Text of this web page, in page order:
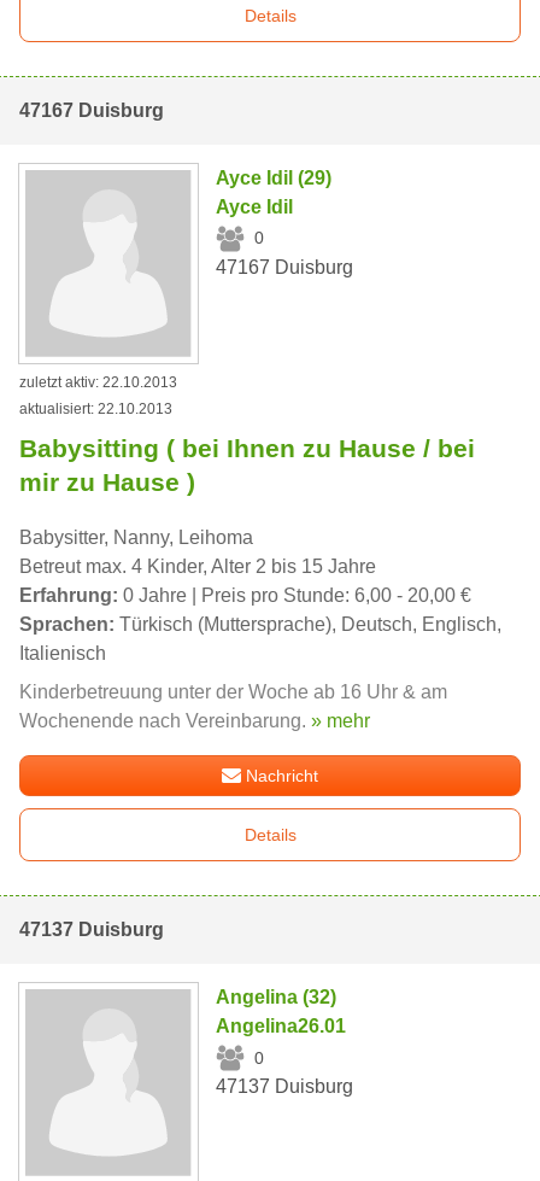
Details
47167 Duisburg
Ayce Idil (29)
Ayce Idil
0
47167 Duisburg
zuletzt aktiv: 22.10.2013
aktualisiert: 22.10.2013
Babysitting ( bei Ihnen zu Hause / bei
mir zu Hause )
Babysitter, Nanny, Leihoma
Betreut max. 4 Kinder, Alter 2 bis 15 Jahre
Erfahrung: 0 Jahre | Preis pro Stunde: 6,00 - 20,00 €
Sprachen: Türkisch (Muttersprache), Deutsch, Englisch,
Italienisch
Kinderbetreuung unter der Woche ab 16 Uhr & am
Wochenende nach Vereinbarung. » mehr
Nachricht
Details
47137 Duisburg
Angelina (32)
Angelina26.01
0
47137 Duisburg